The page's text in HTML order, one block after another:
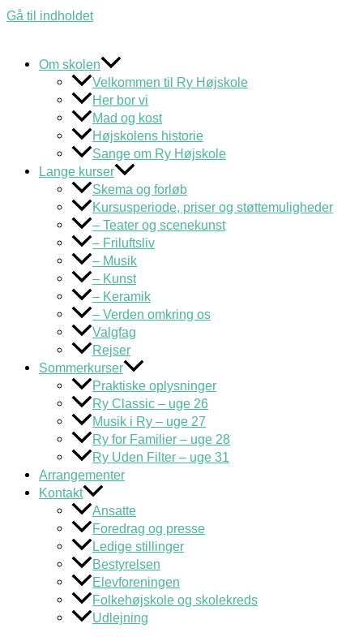
Gå til indholdet
Om skolen
Velkommen til Ry Højskole
Her bor vi
Mad og kost
Højskolens historie
Sange om Ry Højskole
Lange kurser
Skema og forløb
Kursusperiode, priser og støttemuligheder
– Teater og scenekunst
– Friluftsliv
– Musik
– Kunst
– Keramik
– Verden omkring os
Valgfag
Rejser
Sommerkurser
Praktiske oplysninger
Ry Classic – uge 26
Musik i Ry – uge 27
Ry for Familier – uge 28
Ry Uden Filter – uge 31
Arrangementer
Kontakt
Ansatte
Foredrag og presse
Ledige stillinger
Bestyrelsen
Elevforeningen
Folkehøjskole og skolekreds
Udlejning